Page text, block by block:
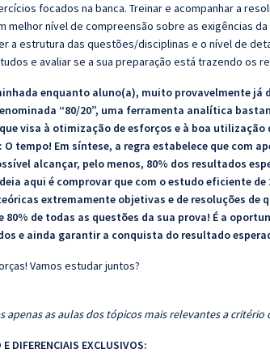
focados na banca. Treinar e acompanhar a
melhor nível de compreensão sobre as exigências
a estrutura das questões/disciplinas e o nível de
e avaliar se a sua preparação está trazendo os
enquanto aluno(a), muito provavelmente já
“80/20”, uma ferramenta analítica
visa à otimização de esforços e à boa utilização
tempo! Em síntese, a regra estabelece que com
alcançar, pelo menos, 80% dos resultados
aqui é comprovar que com o estudo eficiente
extremamente objetivas e de resoluções de
de todas as questões da sua prova! É a
e ainda garantir a conquista do resultado
Vamos estudar juntos?
apenas as aulas dos tópicos mais relevantes a critério
DIFERENCIAIS EXCLUSIVOS: